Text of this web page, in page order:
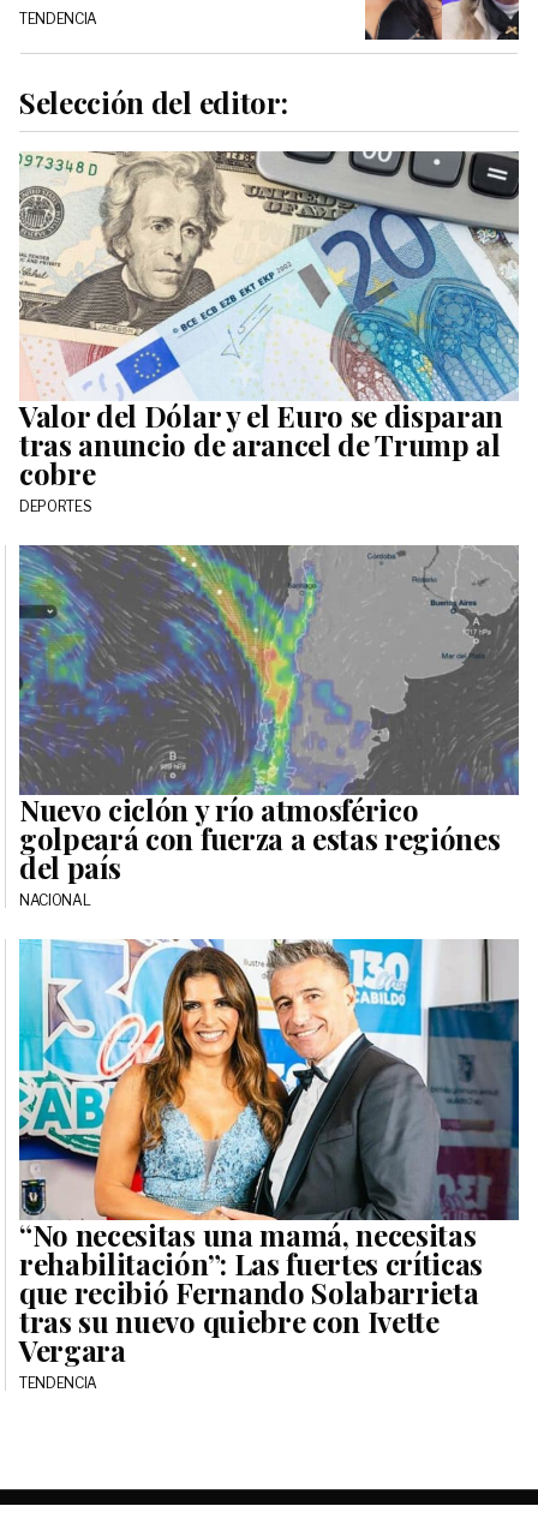
TENDENCIA
Selección del editor:
Valor del Dólar y el Euro se disparan
tras anuncio de arancel de Trump al
cobre
DEPORTES
Nuevo ciclón y río atmosférico
golpeará con fuerza a estas regiónes
del país
NACIONAL
“No necesitas una mamá, necesitas
rehabilitación”: Las fuertes críticas
que recibió Fernando Solabarrieta
tras su nuevo quiebre con Ivette
Vergara
TENDENCIA